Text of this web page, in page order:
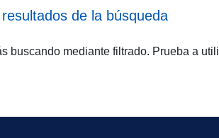
de la búsqueda
buscando mediante filtrado. Prueba a